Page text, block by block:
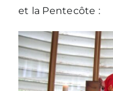
et la Pentecôte :